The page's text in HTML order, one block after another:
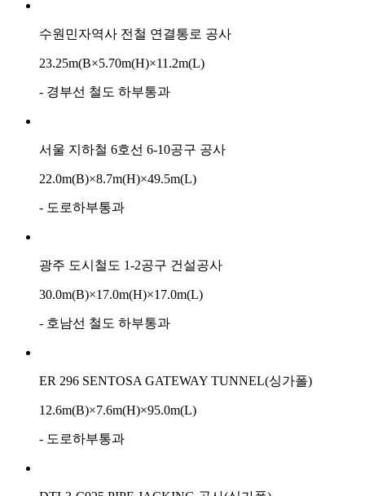
수원민자역사 전철 연결통로 공사
23.25m(B×5.70m(H)×11.2m(L)
- 경부선 철도 하부통과
서울 지하철 6호선 6-10공구 공사
22.0m(B)×8.7m(H)×49.5m(L)
- 도로하부통과
광주 도시철도 1-2공구 건설공사
30.0m(B)×17.0m(H)×17.0m(L)
- 호남선 철도 하부통과
ER 296 SENTOSA GATEWAY TUNNEL(싱가폴)
12.6m(B)×7.6m(H)×95.0m(L)
- 도로하부통과